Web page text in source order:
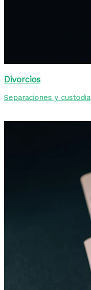
Divorcios
Separaciones y custodia